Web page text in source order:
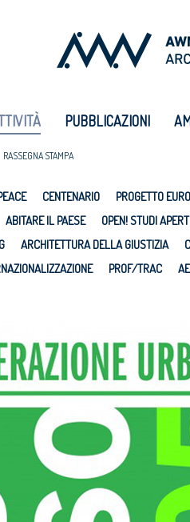
PUBBLICAZIONI
RASSEGNA STAMPA
CENTENARIO
PROGETTO
ABITARE IL PAESE
OPEN! STUDI
ARCHITETTURA DELLA GIUSTIZIA
PROF/TRAC